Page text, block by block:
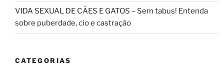
VIDA SEXUAL DE CÃES E GATOS – Sem tabus! Entenda
sobre puberdade, cio e castração
CATEGORIAS